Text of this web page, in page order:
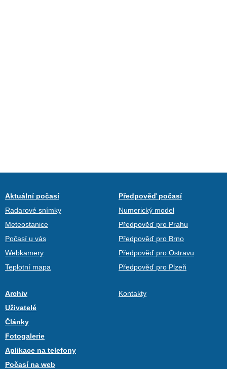
Aktuální počasí
Radarové snímky
Meteostanice
Počasí u vás
Webkamery
Teplotní mapa
Předpověď počasí
Numerický model
Předpověď pro Prahu
Předpověď pro Brno
Předpověď pro Ostravu
Předpověď pro Plzeň
Archiv
Uživatelé
Články
Fotogalerie
Aplikace na telefony
Počasí na web
Kontakty